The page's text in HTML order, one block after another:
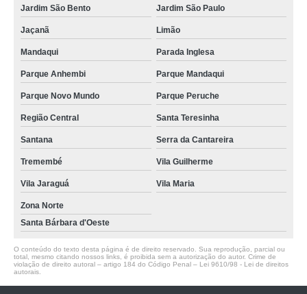
Jardim São Bento Jardim São Paulo
Jaçanã Limão
Mandaqui Parada Inglesa
Parque Anhembi Parque Mandaqui
Parque Novo Mundo Parque Peruche
Região Central Santa Teresinha
Santana Serra da Cantareira
Tremembé Vila Guilherme
Vila Jaraguá Vila Maria
Zona Norte
Santa Bárbara d'Oeste
O conteúdo do texto desta página é de direito reservado. Sua reprodução, parcial ou
total, mesmo citando nossos links, é proibida sem a autorização do autor. Crime de
violação de direito autoral – artigo 184 do Código Penal – Lei 9610/98 - Lei de direitos
autorais